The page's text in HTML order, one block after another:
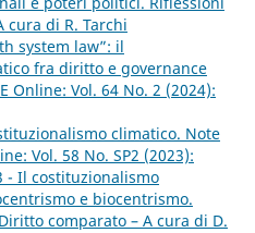
cura di R. Tarchi
system law”: il
fra diritto e governance
Online: Vol. 64 No. 2 (2024):
climatico. Note
Vol. 58 No. SP2 (2023):
- Il costituzionalismo
e biocentrismo.
comparato – A cura di D.